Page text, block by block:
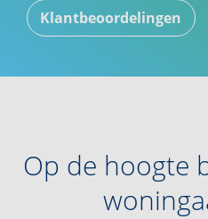
Klantbeoordelingen
Op de hoogte